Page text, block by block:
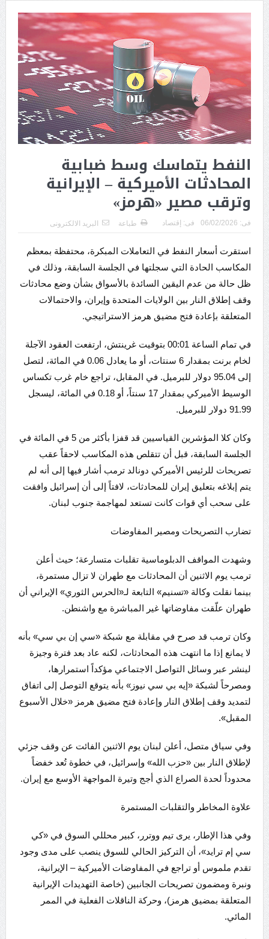
النفط يتماسك وسط ضبابية
المحادثات الأميركية – الإيرانية
وترقب مصير «هرمز»
فى: 06/02/2026 فى: إقتصاد طباعة البريد الالكترونى
استقرت أسعار النفط في التعاملات المبكرة، محتفظة بمعظم
المكاسب الحادة التي سجلتها في الجلسة السابقة، وذلك في
ظل حالة من عدم اليقين السائدة بالأسواق بشأن وضع محادثات
وقف إطلاق النار بين الولايات المتحدة وإيران، والاحتمالات
المتعلقة بإعادة فتح مضيق هرمز الاستراتيجي.
في تمام الساعة 00:01 بتوقيت غرينتش، ارتفعت العقود الآجلة
لخام برنت بمقدار 6 سنتات، أو ما يعادل 0.06 في المائة، لتصل
إلى 95.04 دولار للبرميل. في المقابل، تراجع خام غرب تكساس
الوسيط الأميركي بمقدار 17 سنتاً، أو 0.18 في المائة، ليسجل
91.99 دولار للبرميل.
وكان كلا المؤشرين القياسيين قد قفزا بأكثر من 5 في المائة في
الجلسة السابقة، قبل أن تتقلص هذه المكاسب لاحقاً عقب
تصريحات للرئيس الأميركي دونالد ترمب أشار فيها إلى أنه لم
يتم إبلاغه بتعليق إيران للمحادثات، لافتاً إلى أن إسرائيل وافقت
على سحب أي قوات كانت تستعد لمهاجمة جنوب لبنان.
تضارب التصريحات ومصير المفاوضات
وشهدت المواقف الدبلوماسية تقلبات متسارعة؛ حيث أعلن
ترمب يوم الاثنين أن المحادثات مع طهران لا تزال مستمرة،
بينما نقلت وكالة «تسنيم» التابعة لـ«الحرس الثوري» الإيراني أن
طهران علّقت مفاوضاتها غير المباشرة مع واشنطن.
وكان ترمب قد صرح في مقابلة مع شبكة «سي إن بي سي» بأنه
لا يمانع إذا ما انتهت هذه المحادثات، لكنه عاد بعد فترة وجيزة
لينشر عبر وسائل التواصل الاجتماعي مؤكداً استمرارها،
ومصرحاً لشبكة «إيه بي سي نيوز» بأنه يتوقع التوصل إلى اتفاق
لتمديد وقف إطلاق النار وإعادة فتح مضيق هرمز «خلال الأسبوع
المقبل».
وفي سياق متصل، أعلن لبنان يوم الاثنين الفائت عن وقف جزئي
لإطلاق النار بين «حزب الله» وإسرائيل، في خطوة تُعد خفضاً
محدوداً لحدة الصراع الذي أجج وتيرة المواجهة الأوسع مع إيران.
علاوة المخاطر والتقلبات المستمرة
وفي هذا الإطار، يرى تيم ووترر، كبير محللي السوق في «كي
سي إم ترايد»، أن التركيز الحالي للسوق ينصب على مدى وجود
تقدم ملموس أو تراجع في المفاوضات الأميركية – الإيرانية،
ونبرة ومضمون تصريحات الجانبين (خاصة التهديدات الإيرانية
المتعلقة بمضيق هرمز)، وحركة الناقلات الفعلية في الممر
المائي.